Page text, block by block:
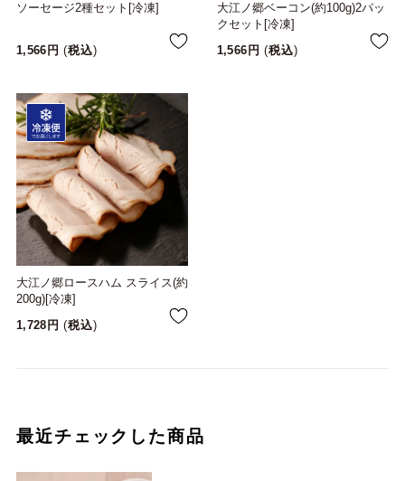
ソーセージ2種セット[冷凍]
1,566 税込
大江ノ郷ベーコン(約100g)2パッ
クセット[冷凍]
1,566
税込
大江ノ郷ロースハム スライス(約
200g)[冷凍]
1,728
税込
最近チェックした商品